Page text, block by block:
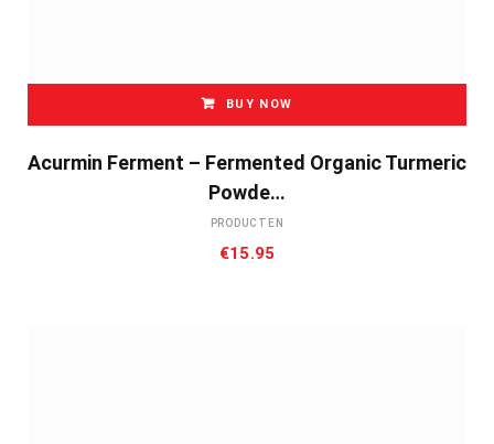
BUY NOW
Acurmin Ferment – Fermented Organic Turmeric
Powde…
PRODUCTEN
€15.95